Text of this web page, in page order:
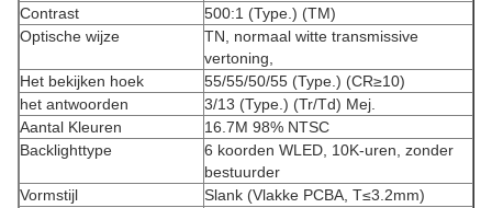
Contrast
500:1 (Type.) (TM)
Optische wijze
TN, normaal witte transmissive
vertoning,
Het bekijken hoek
55/55/50/55 (Type.) (CR≥10)
het antwoorden
3/13 (Type.) (Tr/Td) Mej.
Aantal Kleuren
16.7M 98% NTSC
Backlighttype
6 koorden WLED, 10K-uren, zonder
bestuurder
Vormstijl
Slank (Vlakke PCBA, T≤3.2mm)